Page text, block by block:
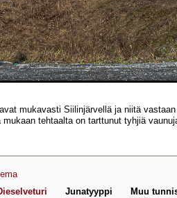
mukavasti Siilinjärvellä ja niitä
tehtaalta on tarttunut tyhjiä
Junatyyppi Muu